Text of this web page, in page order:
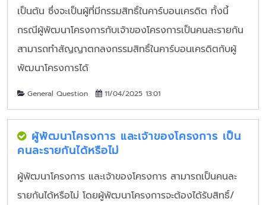
เป็นต้น ซึ่งจะเป็นผู้ที่มีกรรมสิทธิ์ในคาร์บอนเครดิต ทั้งนี้
กรณีผู้พัฒนาโครงการกับเจ้าของโครงการเป็นคนละรายกัน
สามารถทำสัญญาตกลงกรรมสิทธิ์ในคาร์บอนเครดิตกับผู้
พัฒนาโครงการได้
General Question 11/04/2025 13:01
ผู้พัฒนาโครงการ และเจ้าของโครงการ เป็น
คนละรายกันได้หรือไม่
ผู้พัฒนาโครงการ และเจ้าของโครงการ สามารถเป็นคนละ
รายกันได้หรือไม่ โดยผู้พัฒนาโครงการจะต้องได้รับสิทธิ์/